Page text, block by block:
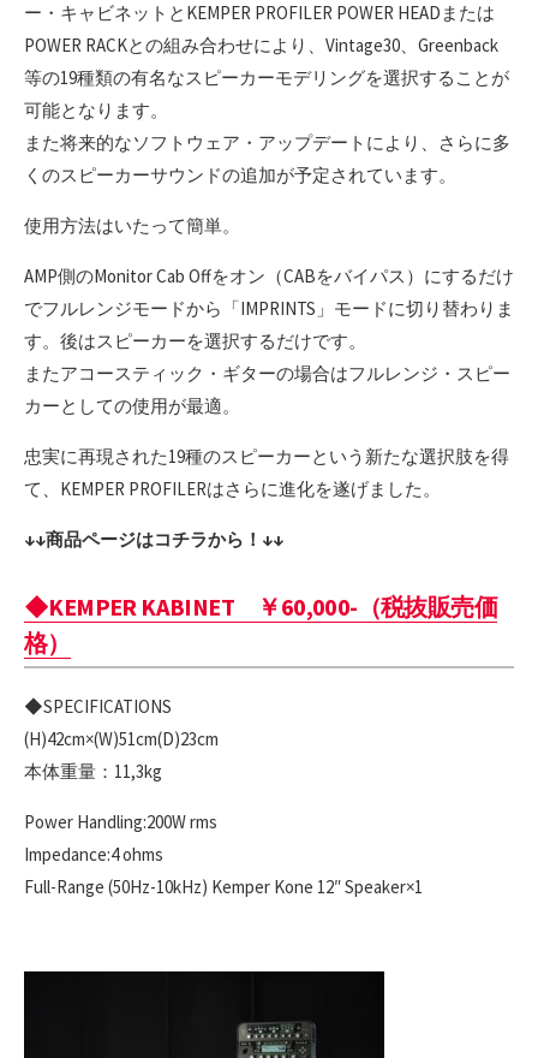
ー・キャビネットとKEMPER PROFILER POWER HEADまたは
POWER RACKとの組み合わせにより、Vintage30、Greenback
等の19種類の有名なスピーカーモデリングを選択することが
可能となります。
また将来的なソフトウェア・アップデートにより、さらに多
くのスピーカーサウンドの追加が予定されています。
使用方法はいたって簡単。
AMP側のMonitor Cab Offをオン（CABをバイパス）にするだけ
でフルレンジモードから「IMPRINTS」モードに切り替わりま
す。後はスピーカーを選択するだけです。
またアコースティック・ギターの場合はフルレンジ・スピー
カーとしての使用が最適。
忠実に再現された19種のスピーカーという新たな選択肢を得
て、KEMPER PROFILERはさらに進化を遂げました。
↓↓商品ページはコチラから！↓↓
◆KEMPER KABINET ￥60,000-（税抜販売価
格）
◆SPECIFICATIONS
(H)42cm×(W)51cm(D)23cm
本体重量：11,3kg
Power Handling:200W rms
Impedance:4 ohms
Full-Range (50Hz-10kHz) Kemper Kone 12″ Speaker×1